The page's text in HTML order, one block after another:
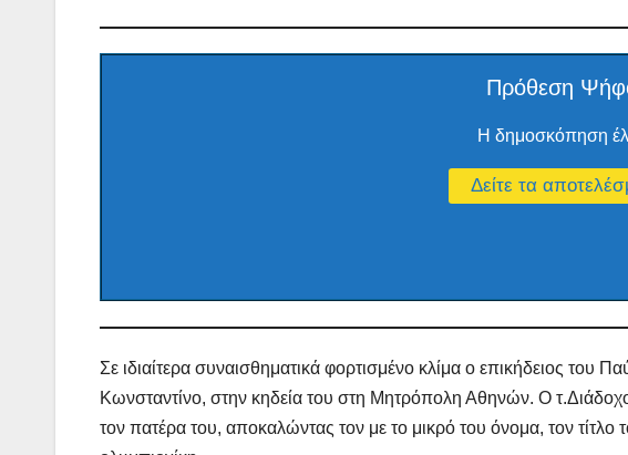
Πρόθεση
Η δημοσκόπηση
Σε ιδιαίτερα συναισθηματικά φορτισμένο κλίμα ο επικήδειος του
Κωνσταντίνο, στην κηδεία του στη Μητρόπολη Αθηνών. Ο
τον πατέρα του, αποκαλώντας τον με το μικρό του όνομα, τον τίτλο